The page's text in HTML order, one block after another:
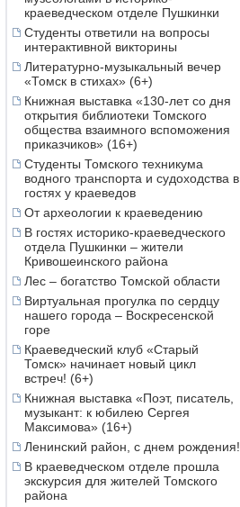
краеведческом отделе Пушкинки
Студенты ответили на вопросы
интерактивной викторины
Литературно-музыкальный вечер
«Томск в стихах» (6+)
Книжная выставка «130-лет со дня
открытия библиотеки Томского
общества взаимного вспоможения
приказчиков» (16+)
Студенты Томского техникума
водного транспорта и судоходства в
гостях у краеведов
От археологии к краеведению
В гостях историко-краеведческого
отдела Пушкинки – жители
Кривошеинского района
Лес – богатство Томской области
Виртуальная прогулка по сердцу
нашего города – Воскресенской
горе
Краеведческий клуб «Старый
Томск» начинает новый цикл
встреч! (6+)
Книжная выставка «Поэт, писатель,
музыкант: к юбилею Сергея
Максимова» (16+)
Ленинский район, с днем рождения!
В краеведческом отделе прошла
экскурсия для жителей Томского
района